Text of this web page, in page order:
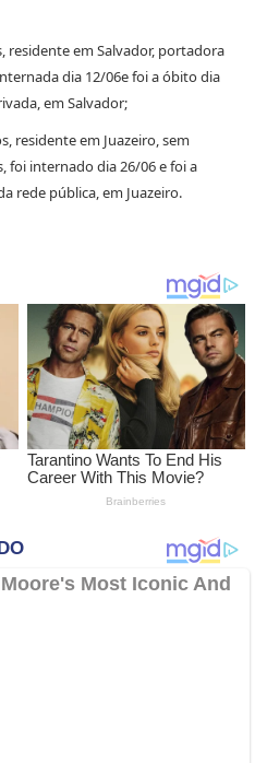
residente em Salvador, portadora
dia 12/06e foi a óbito dia
em Salvador;
residente em Juazeiro, sem
foi internado dia 26/06 e foi a
rede pública, em Juazeiro.